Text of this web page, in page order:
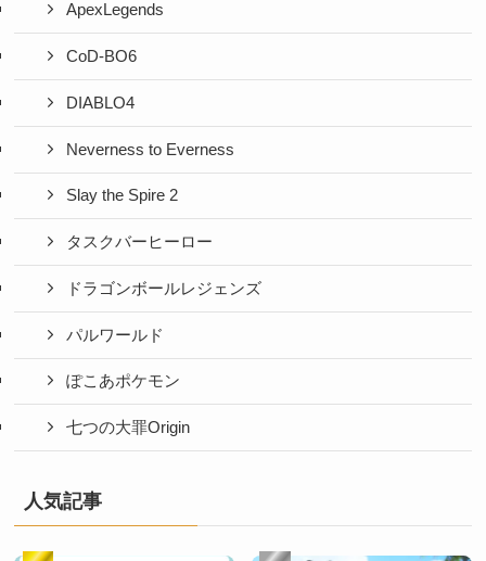
ApexLegends
CoD-BO6
DIABLO4
Neverness to Everness
Slay the Spire 2
タスクバーヒーロー
ドラゴンボールレジェンズ
パルワールド
ぽこあポケモン
七つの大罪Origin
人気記事